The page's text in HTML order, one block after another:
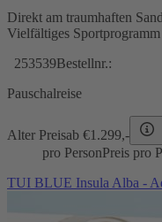
Direkt am traumhaften
Vielfältiges
253539Bestellnr.:
Pauschalreise
Alter Preisab €1.299,-
pro PersonPreis pro
TUI BLUE Insula Alba -